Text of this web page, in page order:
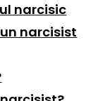
narcisic
narcisist